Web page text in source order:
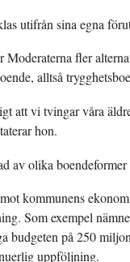
utifrån sina egna
Moderaterna fler
alltså
att vi tvingar våra
hon.
av olika
kommunens
Som exempel
budgeten på 250
uppföljning.